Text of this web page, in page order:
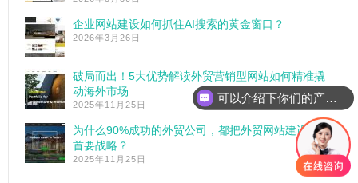
企业网站建设如何抓住AI搜索的黄金窗口？
2026年3月26日
破局而出！5大优势解读外贸营销型网站如何精准撬
动海外市场
2025年11月25日
为什么90%成功的外贸公司，都把外贸网站建设作为
首要战略？
2025年11月25日
可以介绍下你们的产品么
你们是怎么收费的呢